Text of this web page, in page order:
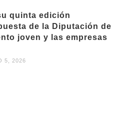
quinta edición
de la Diputación de
joven y las empresas
5, 2026